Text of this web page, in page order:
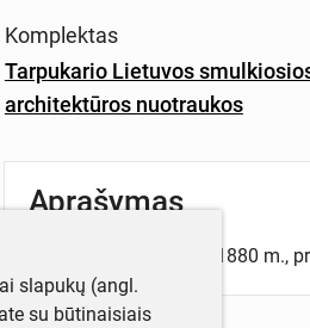
Komplektas
Tarpukario Lietuvos
architektūros nuotraukos
Aprašymas
Teismo namų, statytų 1880 m.,
slapukų (angl.
su būtinaisiais